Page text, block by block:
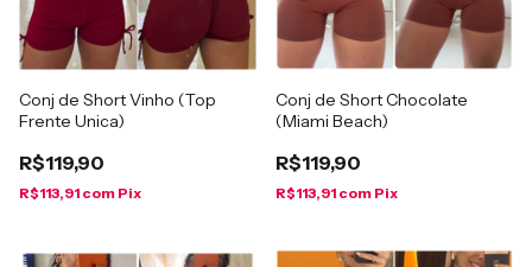
Conj de Short Vinho (Top
Frente Unica)
R$119,90
R$113,91 com Pix
Conj de Short Chocolate
(Miami Beach)
R$119,90
R$113,91 com Pix